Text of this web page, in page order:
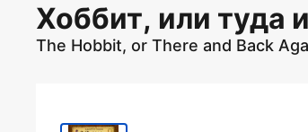
Хоббит, или туда
The Hobbit, or There and Back